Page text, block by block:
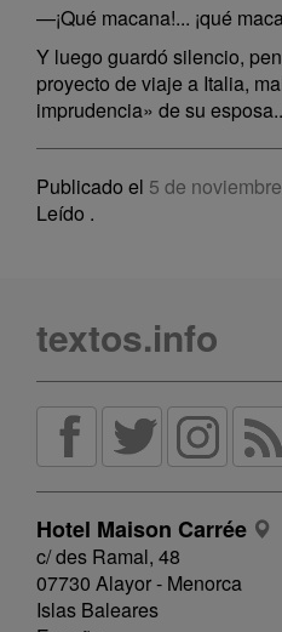
—¡Qué macana!... ¡qué
Y luego guardó silencio,
proyecto de viaje a Italia,
imprudencia» de su
Publicado el 5 de
Leído .
textos.info
Hotel Maison Carrée
c/ des Ramal, 48
07730 Alayor - Menorca
Islas Baleares